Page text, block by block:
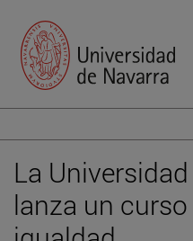
La
lanza un